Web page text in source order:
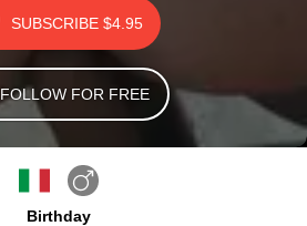
SUBSCRIBE $4.95
FOLLOW FOR FREE
Birthday